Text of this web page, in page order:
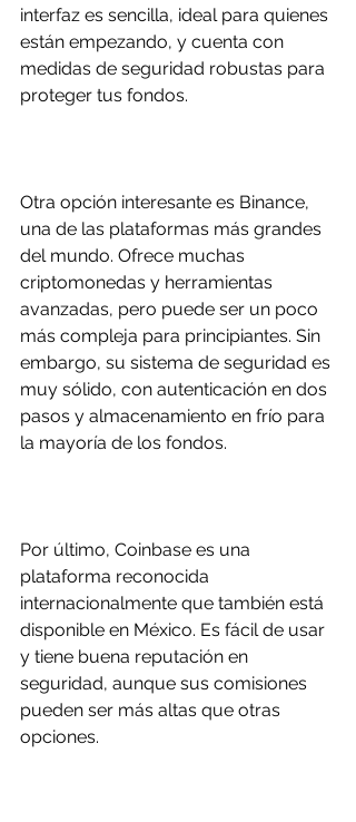
interfaz es sencilla, ideal para quienes
están empezando, y cuenta con
medidas de seguridad robustas para
proteger tus fondos.
Otra opción interesante es Binance,
una de las plataformas más grandes
del mundo. Ofrece muchas
criptomonedas y herramientas
avanzadas, pero puede ser un poco
más compleja para principiantes. Sin
embargo, su sistema de seguridad es
muy sólido, con autenticación en dos
pasos y almacenamiento en frío para
la mayoría de los fondos.
Por último, Coinbase es una
plataforma reconocida
internacionalmente que también está
disponible en México. Es fácil de usar
y tiene buena reputación en
seguridad, aunque sus comisiones
pueden ser más altas que otras
opciones.